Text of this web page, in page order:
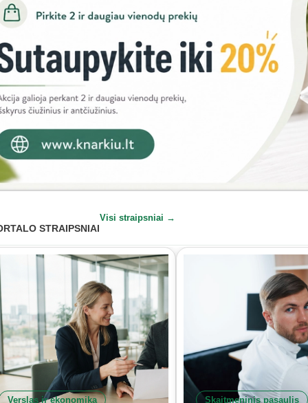
STRAIPSNIAI
Visi straipsniai →
Verslas ir ekonomika Skaitmeninis pasaulis